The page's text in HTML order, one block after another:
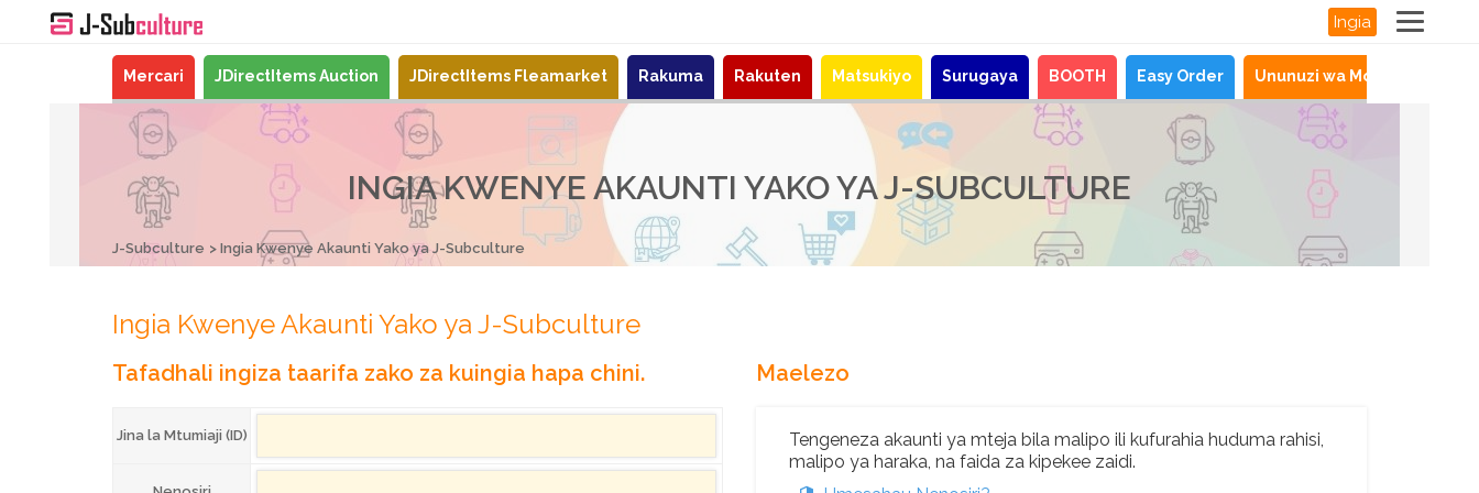
Ingia
Mercari JDirectItems Auction JDirectItems Fleamarket Rakuma Rakuten Matsukiyo Surugaya BOOTH Easy Order Ununuzi wa Moja kwa Moja
INGIA KWENYE AKAUNTI YAKO YA J-SUBCULTURE
J-Subculture Ingia Kwenye Akaunti Yako ya J-Subculture
Ingia Kwenye Akaunti Yako ya J-Subculture
Tafadhali ingiza taarifa zako za kuingia hapa chini.
Jina la Mtumiaji (ID)
Maelezo
Tengeneza akaunti ya mteja bila malipo ili kufurahia huduma rahisi,
malipo ya haraka, na faida za kipekee zaidi.